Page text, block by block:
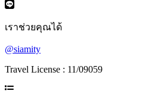
เราช่วยคุณได้
@siamity
Travel License : 11/09059